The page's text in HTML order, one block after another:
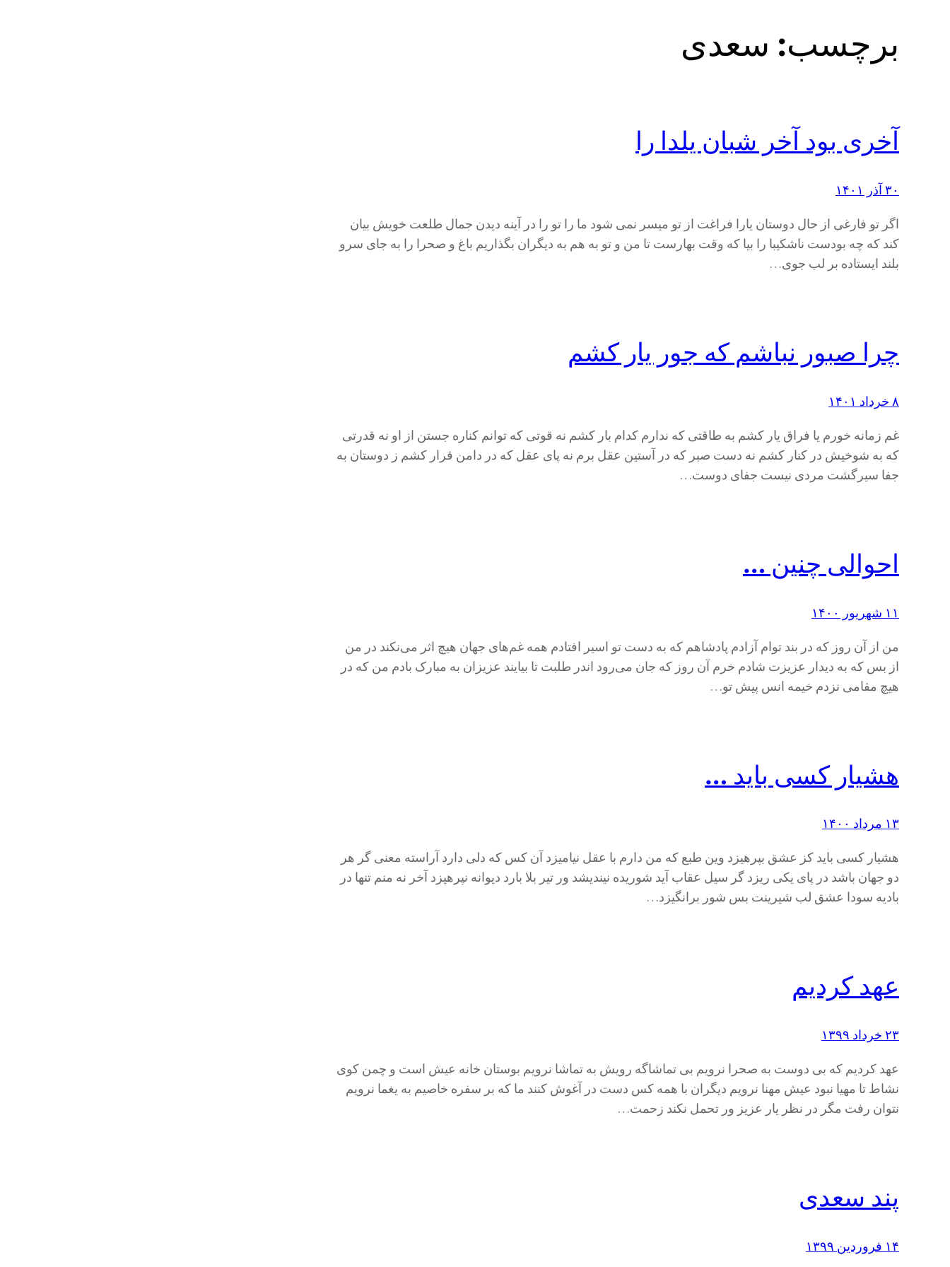
برچسب: سعدی
آخری بود آخر شبان یلدا را
۳۰ آذر ۱۴۰۱
اگر تو فارغی از حال دوستان یارا فراغت از تو میسر نمی شود ما را تو را در آینه دیدن جمال طلعت خویش بیان
کند که چه بودست ناشکیبا را بیا که وقت بهارست تا من و تو به هم به دیگران بگذاریم باغ و صحرا را به جای سرو
بلند ایستاده بر لب جوی…
چرا صبور نباشم که جور یار کشم
۸ خرداد ۱۴۰۱
غم زمانه خورم یا فراق یار کشم به طاقتی که ندارم کدام بار کشم نه قوتی که توانم کناره جستن از او نه قدرتی
که به شوخیش در کنار کشم نه دست صبر که در آستین عقل برم نه پای عقل که در دامن قرار کشم ز دوستان به
جفا سیرگشت مردی نیست جفای دوست…
احوالی چنین …
۱۱ شهریور ۱۴۰۰
من از آن روز که در بند توام آزادم پادشاهم که به دست تو اسیر افتادم همه غم‌های جهان هیچ اثر می‌نکند در من
از بس که به دیدار عزیزت شادم خرم آن روز که جان می‌رود اندر طلبت تا بیایند عزیزان به مبارک بادم من که در
هیچ مقامی نزدم خیمه انس پیش تو…
هشیار کسی باید …
۱۳ مرداد ۱۴۰۰
هشیار کسی باید کز عشق بپرهیزد وین طبع که من دارم با عقل نیامیزد آن کس که دلی دارد آراسته معنی گر هر
دو جهان باشد در پای یکی ریزد گر سیل عقاب آید شوریده نیندیشد ور تیر بلا بارد دیوانه نپرهیزد آخر نه منم تنها در
بادیه سودا عشق لب شیرینت بس شور برانگیزد…
عهد کردیم
۲۳ خرداد ۱۳۹۹
عهد کردیم که بی دوست به صحرا نرویم بی تماشاگه رویش به تماشا نرویم بوستان خانه عیش است و چمن کوی
نشاط تا مهیا نبود عیش مهنا نرویم دیگران با همه کس دست در آغوش کنند ما که بر سفره خاصیم به یغما نرویم
نتوان رفت مگر در نظر یار عزیز ور تحمل نکند زحمت…
پند سعدی
۱۴ فروردین ۱۳۹۹